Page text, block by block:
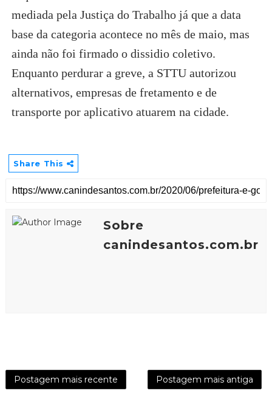
mediada pela Justiça do Trabalho já que a data
base da categoria acontece no mês de maio, mas
ainda não foi firmado o dissidio coletivo.
Enquanto perdurar a greve, a STTU autorizou
alternativos, empresas de fretamento e de
transporte por aplicativo atuarem na cidade.
Share This
Sobre
canindesantos.com.br
Postagem mais recente Postagem mais antiga